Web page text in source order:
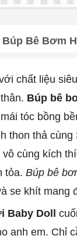
Búp Bê Bơm
chất liệu
Búp bê
tóc bồng
thon thả
cùng kích
tỏa. Búp bê
se khít mang
Baby Doll
anh em. Chỉ